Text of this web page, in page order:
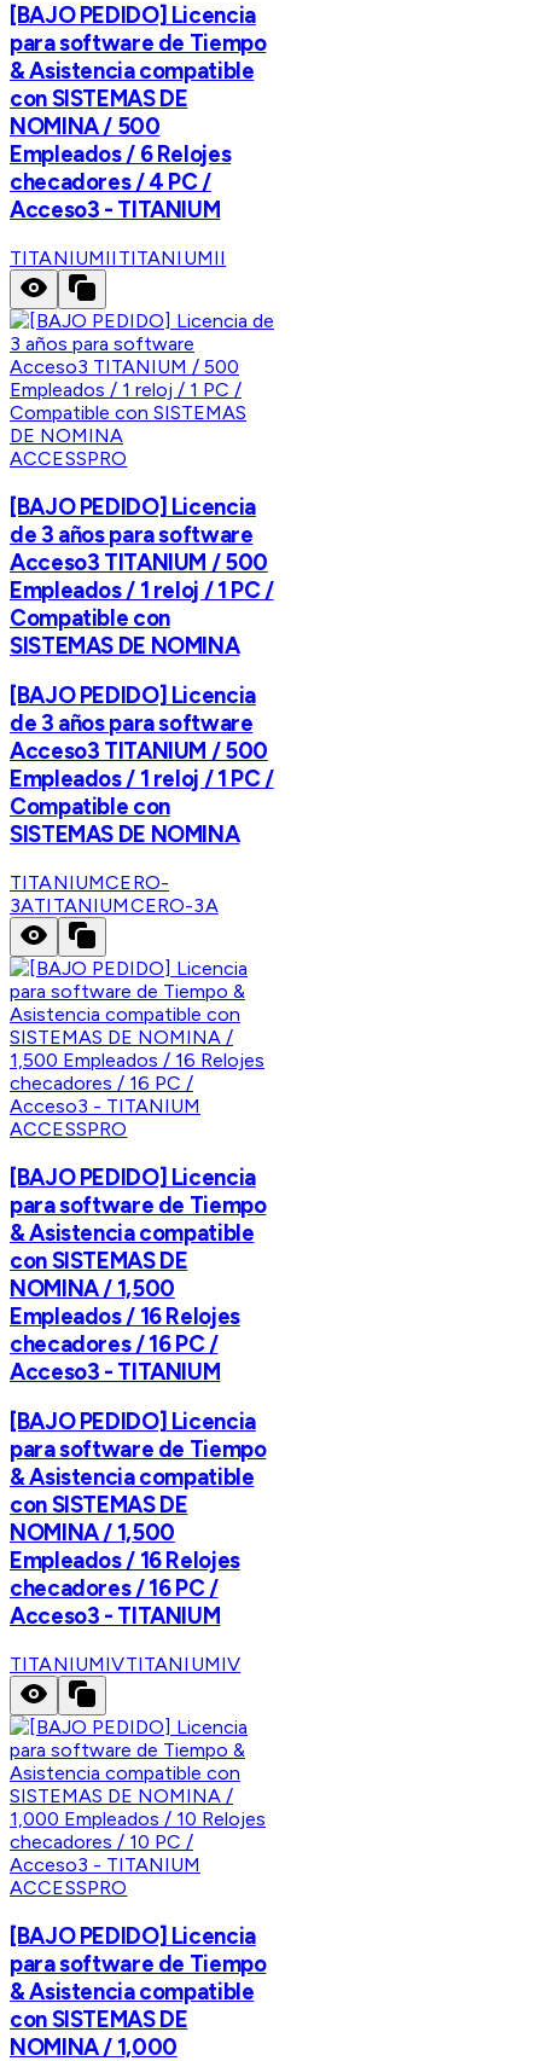
[BAJO PEDIDO] Licencia
para software de Tiempo
& Asistencia compatible
con SISTEMAS DE
NOMINA / 500
Empleados / 6 Relojes
checadores / 4 PC /
Acceso3 - TITANIUM
TITANIUMII TITANIUMII
ACCESSPRO
[BAJO PEDIDO] Licencia
de 3 años para software
Acceso3 TITANIUM / 500
Empleados / 1 reloj / 1 PC /
Compatible con
SISTEMAS DE NOMINA
[BAJO PEDIDO] Licencia
de 3 años para software
Acceso3 TITANIUM / 500
Empleados / 1 reloj / 1 PC /
Compatible con
SISTEMAS DE NOMINA
TITANIUMCERO-
3ATITANIUMCERO-3A
ACCESSPRO
[BAJO PEDIDO] Licencia
para software de Tiempo
& Asistencia compatible
con SISTEMAS DE
NOMINA / 1,500
Empleados / 16 Relojes
checadores / 16 PC /
Acceso3 - TITANIUM
[BAJO PEDIDO] Licencia
para software de Tiempo
& Asistencia compatible
con SISTEMAS DE
NOMINA / 1,500
Empleados / 16 Relojes
checadores / 16 PC /
Acceso3 - TITANIUM
TITANIUMIVTITANIUMIV
ACCESSPRO
[BAJO PEDIDO] Licencia
para software de Tiempo
& Asistencia compatible
con SISTEMAS DE
NOMINA / 1,000